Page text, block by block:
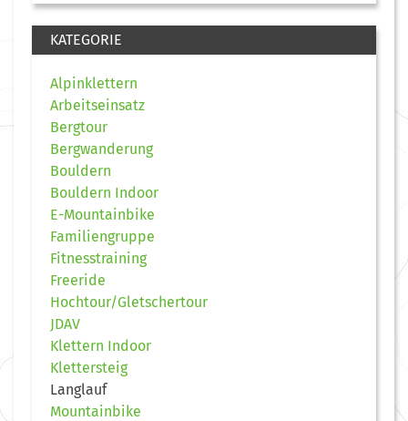
KATEGORIE
Alpinklettern
Arbeitseinsatz
Bergtour
Bergwanderung
Bouldern
Bouldern Indoor
E-Mountainbike
Familiengruppe
Fitnesstraining
Freeride
Hochtour/Gletschertour
JDAV
Klettern Indoor
Klettersteig
Langlauf
Mountainbike